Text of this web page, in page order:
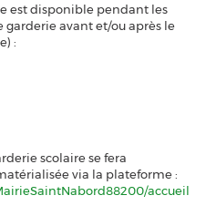
est disponible pendant les
garderie avant et/ou après le
:
scolaire se fera
via la plateforme :
accueil